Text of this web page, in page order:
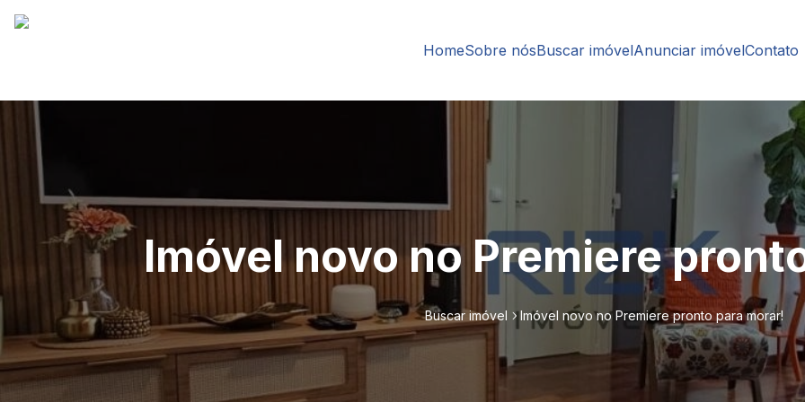
HomeSobre nósBuscar imóvelAnunciar imóvelContato
Imóvel novo no Premiere
Buscar imóvel Imóvel novo no Premiere pronto para morar!